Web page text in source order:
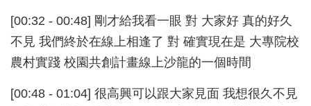
[00:32 - 00:48] 剛才給我看一眼 對 大家好 真的好久
不見 我們終於在線上相逢了 對 確實現在是 大專院校
農村實踐 校園共創計畫線上沙龍的一個時間
[00:48 - 01:04] 很高興可以跟大家見面 我想很久不見